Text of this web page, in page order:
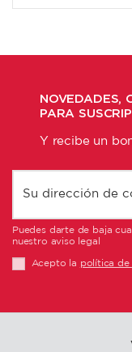
NOVEDADES,
PARA
Y recibe un
Puedes darte de baja
nuestro aviso legal
Acepto la política de